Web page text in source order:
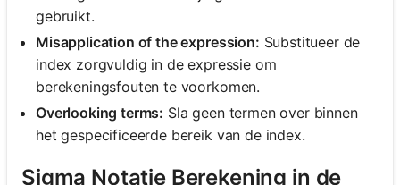
gebruikt.
Misapplication of the expression: Substitueer de
index zorgvuldig in de expressie om
berekeningsfouten te voorkomen.
Overlooking terms: Sla geen termen over binnen
het gespecificeerde bereik van de index.
Sigma Notatie Berekening in de